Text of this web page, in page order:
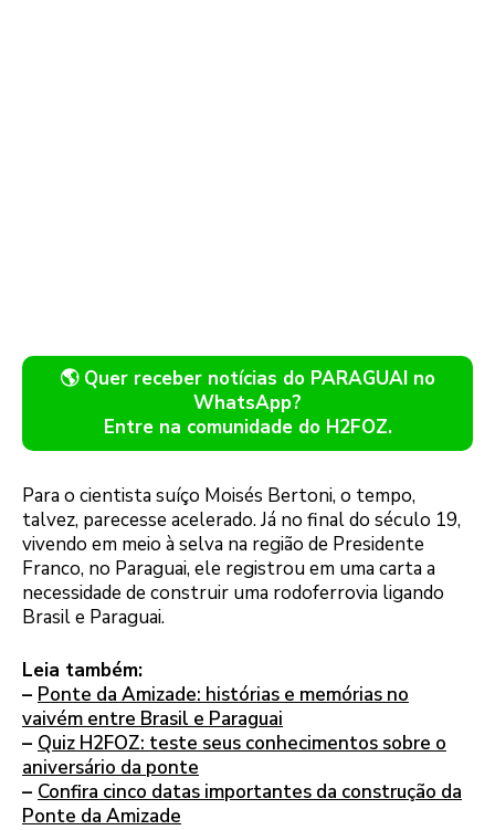
🌎 Quer receber notícias do PARAGUAI no
WhatsApp?
Entre na comunidade do H2FOZ.
Para o cientista suíço Moisés Bertoni, o tempo,
talvez, parecesse acelerado. Já no final do século 19,
vivendo em meio à selva na região de Presidente
Franco, no Paraguai, ele registrou em uma carta a
necessidade de construir uma rodoferrovia ligando
Brasil e Paraguai.
Leia também:
– Ponte da Amizade: histórias e memórias no
vaivém entre Brasil e Paraguai
– Quiz H2FOZ: teste seus conhecimentos sobre o
aniversário da ponte
– Confira cinco datas importantes da construção da
Ponte da Amizade